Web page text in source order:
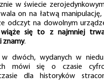
w świecie
on na łatwą
odczyt na dowolnym
wiąże się to z najmniej
znamy.
w dwóch, wydanych w
mówi się o czasie
dla historyków